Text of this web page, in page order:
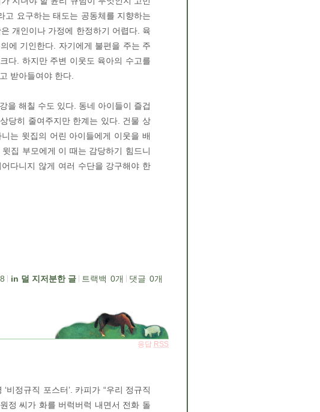
고 요구하는 태도는 공동체를 지향하는
개인이나 가정에 한정하기 어렵다. 육
에 기인한다. 자기에게 불편을 주는 주
다. 하지만 주변 이웃도 육아의 수고를
받아들여야 한다.
을 해칠 수도 있다. 동네 아이들이 즐겁
당히 줄여주지만 한계는 있다. 건물 상
는 윗집의 어린 아이들에게 이웃을 배
집 부모에게 이 때는 감당하기 힘드니
다니지 않게 여러 수단을 강구해야 한
덜 지저분한 글 트랙백 0개 댓글 0개
응답 RSS
정규직 포스터’. 카피가 “우리 정규직
정 씨가 화를 버럭버럭 내면서 전화 돌